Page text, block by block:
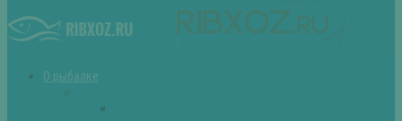
О рыбалке